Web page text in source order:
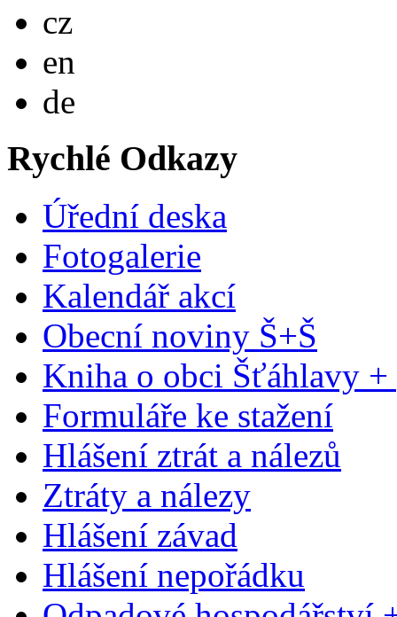
cz
en
de
Rychlé Odkazy
Úřední deska
Fotogalerie
Kalendář akcí
Obecní noviny Š+Š
Kniha o obci Šťáhlavy +
Formuláře ke stažení
Hlášení ztrát a nálezů
Ztráty a nálezy
Hlášení závad
Hlášení nepořádku